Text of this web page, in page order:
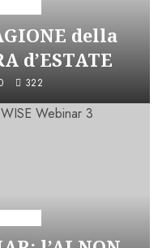
della
d’ESTATE
322